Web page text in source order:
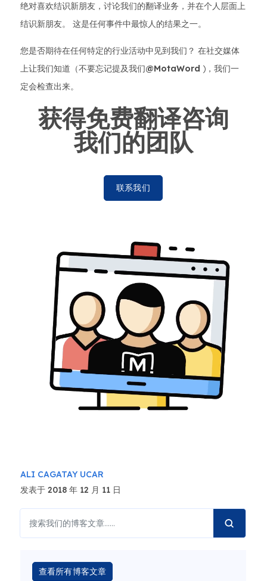
绝对喜欢结识新朋友，讨论我们的翻译业务，并在个人层面上
结识新朋友。 这是任何事件中最惊人的结果之一。
您是否期待在任何特定的行业活动中见到我们？ 在社交媒体
上让我们知道（不要忘记提及我们@MotaWord )，我们一
定会检查出来。
获得免费翻译咨询
我们的团队
联系我们
ALI CAGATAY UCAR
发表于 2018 年 12 月 11 日
查看所有博客文章